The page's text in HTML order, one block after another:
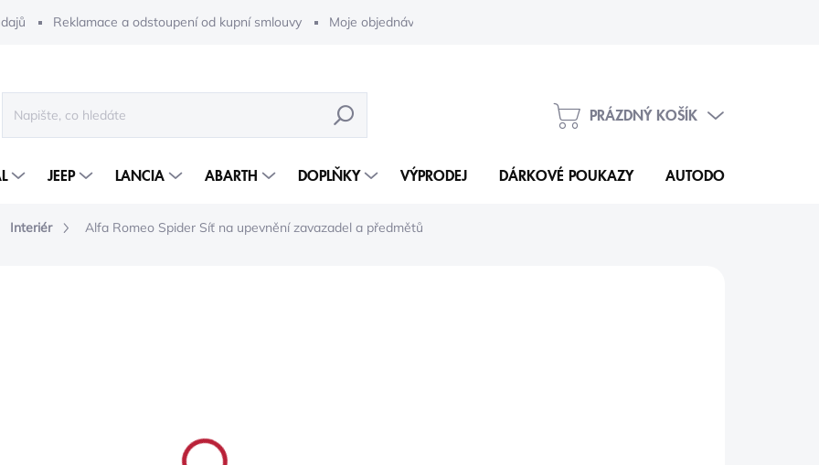
Reklamace a odstoupení od kupní smlouvy Moje objednávka
HLEDAT
NÁKUPNÍ
PRÁZDNÝ KOŠÍK
JEEP LANCIA ABARTH DOPLŇKY VÝPRODEJ DÁRKOVÉ POUKAZY AUTODOPLŇKY
Interiér Alfa Romeo Spider Síť na upevnění zavazadel a předmětů